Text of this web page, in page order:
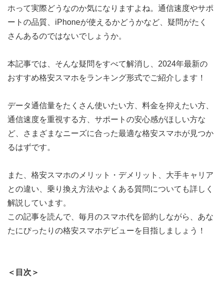
ホって実際どうなのか気になりますよね。通信速度やサポ
ートの品質、iPhoneが使えるかどうかなど、疑問がたく
さんあるのではないでしょうか。
本記事では、そんな疑問をすべて解消し、2024年最新の
おすすめ格安スマホをランキング形式でご紹介します！
データ通信量をたくさん使いたい方、料金を抑えたい方、
通信速度を重視する方、サポートの安心感がほしい方な
ど、さまざまなニーズに合った最適な格安スマホが見つか
るはずです。
また、格安スマホのメリット・デメリット、大手キャリア
との違い、乗り換え方法やよくある質問についても詳しく
解説しています。
この記事を読んで、毎月のスマホ代を節約しながら、あな
たにぴったりの格安スマホデビューを目指しましょう！
＜目次＞